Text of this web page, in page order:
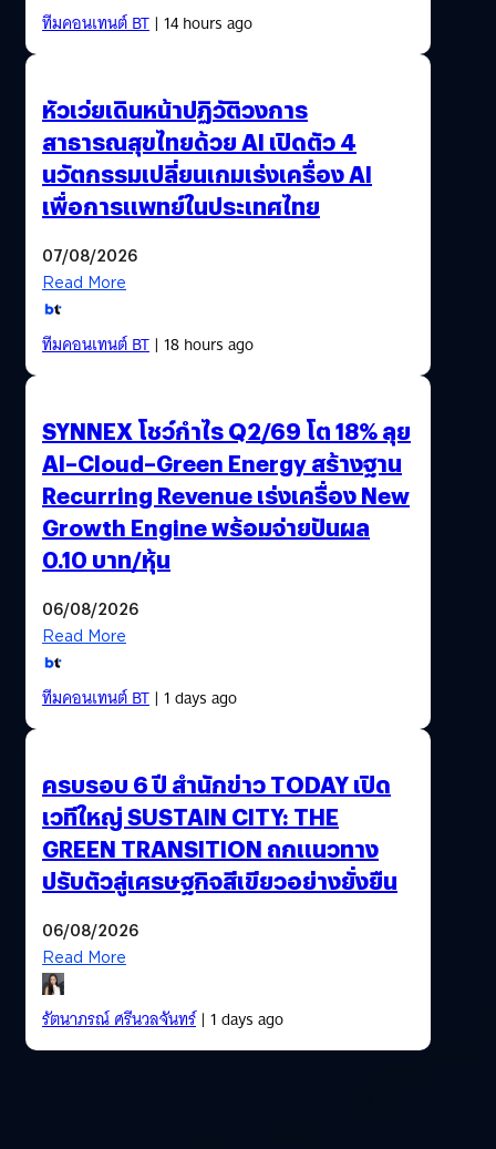
ทีมคอนเทนต์ BT| 14 hours ago
หัวเว่ยเดินหน้าปฏิวัติวงการ
สาธารณสุขไทยด้วย AI เปิดตัว 4
นวัตกรรมเปลี่ยนเกมเร่งเครื่อง AI
เพื่อการแพทย์ในประเทศไทย
07/08/2026
Read More
ทีมคอนเทนต์ BT| 18 hours ago
SYNNEX โชว์กำไร Q2/69 โต 18% ลุย
AI–Cloud–Green Energy สร้างฐาน
Recurring Revenue เร่งเครื่อง New
Growth Engine พร้อมจ่ายปันผล
0.10 บาท/หุ้น
06/08/2026
Read More
ทีมคอนเทนต์ BT| 1 days ago
ครบรอบ 6 ปี สำนักข่าว TODAY เปิด
เวทีใหญ่ SUSTAIN CITY: THE
GREEN TRANSITION ถกแนวทาง
ปรับตัวสู่เศรษฐกิจสีเขียวอย่างยั่งยืน
06/08/2026
Read More
รัตนาภรณ์ ศรีนวลจันทร์| 1 days ago